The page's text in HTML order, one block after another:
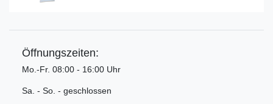
Öffnungszeiten:
Mo.-Fr. 08:00 - 16:00 Uhr
Sa. - So. - geschlossen